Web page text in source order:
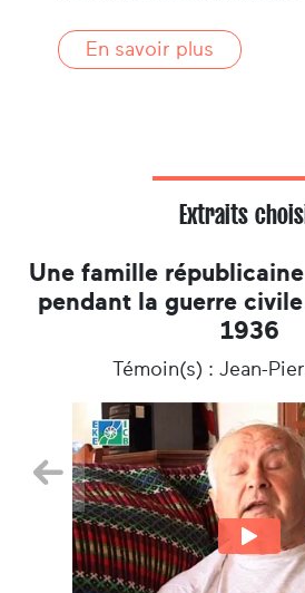
En savoir plus
Extraits
Une famille
pendant la guerre
1936
Témoin(s) : Jean-
Précedent